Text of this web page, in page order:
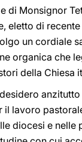
di Monsignor
eletto di
un cordiale
organica che
della Chiesa
lavoro
diocesi e nelle